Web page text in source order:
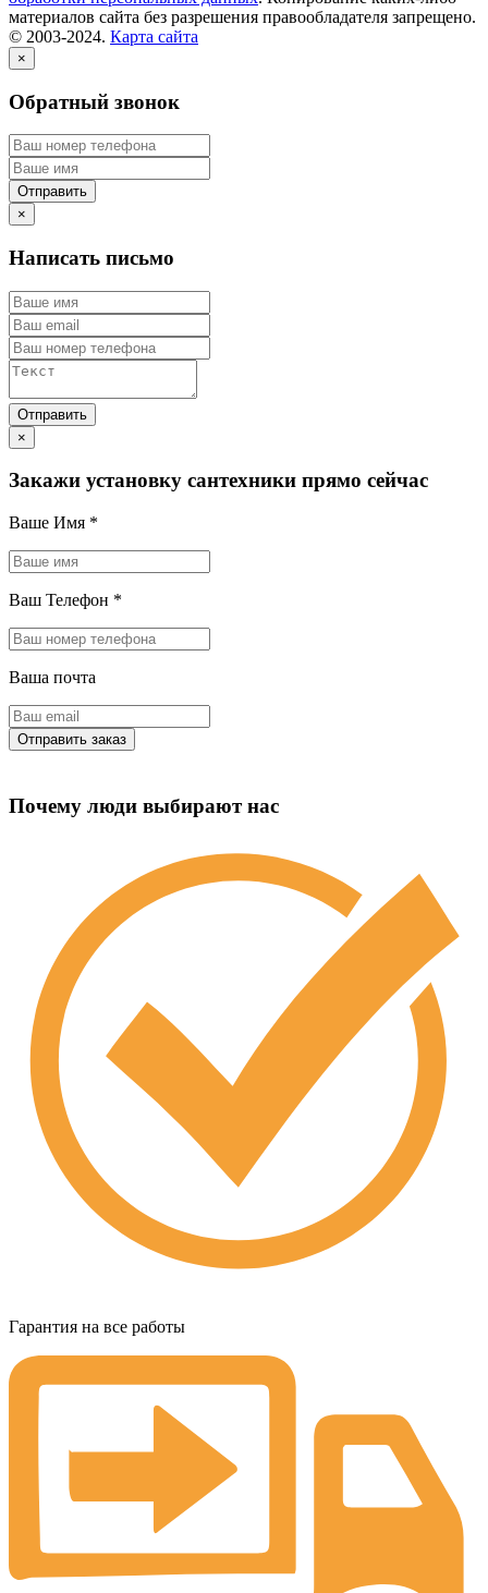
материалов сайта без разрешения правообладателя запрещено.
© 2003-2024. Карта сайта
×
Обратный звонок
×
Написать письмо
×
Закажи установку сантехники прямо сейчас
Ваше Имя *
Ваш Телефон *
Ваша почта
Почему люди выбирают нас
Гарантия на все работы